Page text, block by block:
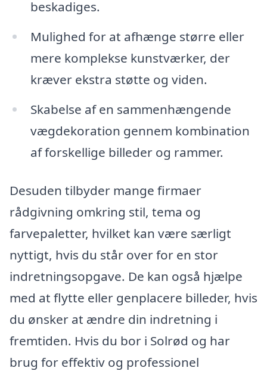
beskadiges.
Mulighed for at afhænge større eller
mere komplekse kunstværker, der
kræver ekstra støtte og viden.
Skabelse af en sammenhængende
vægdekoration gennem kombination
af forskellige billeder og rammer.
Desuden tilbyder mange firmaer
rådgivning omkring stil, tema og
farvepaletter, hvilket kan være særligt
nyttigt, hvis du står over for en stor
indretningsopgave. De kan også hjælpe
med at flytte eller genplacere billeder, hvis
du ønsker at ændre din indretning i
fremtiden. Hvis du bor i Solrød og har
brug for effektiv og professionel